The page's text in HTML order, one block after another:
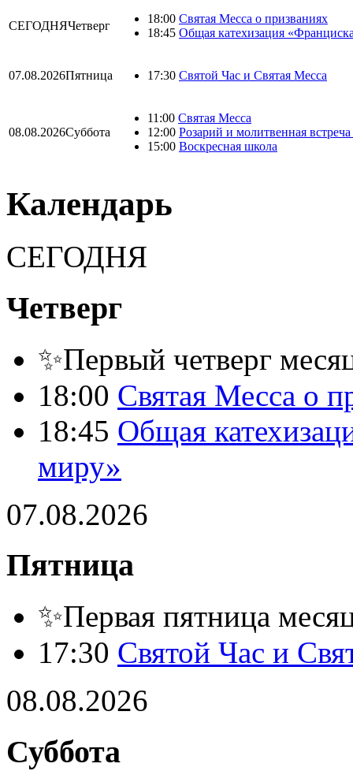
СЕГОДНЯЧетверг
18:00 Святая Месса о призваниях
18:45 Общая катехизация
07.08.2026Пятница 17:30 Святой Час и Святая Месса
08.08.2026Суббота
11:00 Святая Месса
12:00 Розарий и молитвенная
15:00 Воскресная школа
Календарь
СЕГОДНЯ
Четверг
✨Первый четверг
18:00 Святая Месса о
18:45 Общая
миру»
07.08.2026
Пятница
✨Первая пятница
17:30 Святой Час и
08.08.2026
Суббота